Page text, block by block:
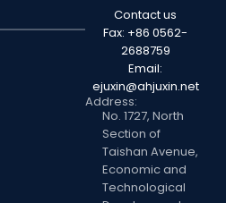
Contact us
Fax: +86 0562-
2688759
Email:
ejuxin@ahjuxin.net
Address:
No. 1727, North
Section of
Taishan Avenue,
Economic and
Technological